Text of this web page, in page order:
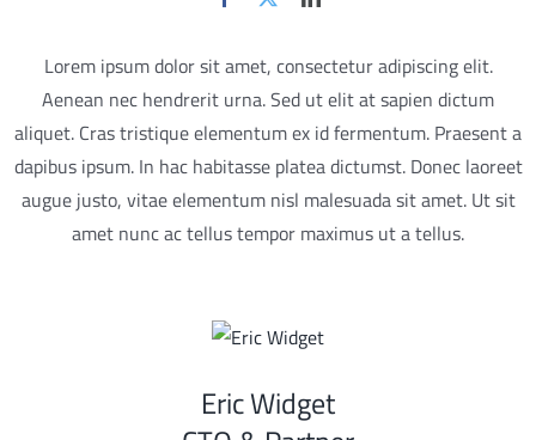
Lorem ipsum dolor sit amet, consectetur adipiscing elit.
Aenean nec hendrerit urna. Sed ut elit at sapien dictum
aliquet. Cras tristique elementum ex id fermentum. Praesent a
dapibus ipsum. In hac habitasse platea dictumst. Donec laoreet
augue justo, vitae elementum nisl malesuada sit amet. Ut sit
amet nunc ac tellus tempor maximus ut a tellus.
Eric Widget